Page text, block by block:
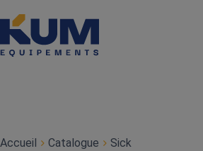
Accueil Catalogue Sick